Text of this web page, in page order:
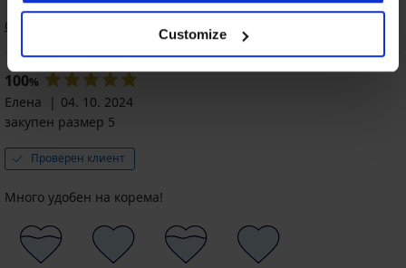
Customize
Сортиране
100%
Елена
04. 10. 2024
закупен размер 5
Проверен клиент
Много удобен на корема!